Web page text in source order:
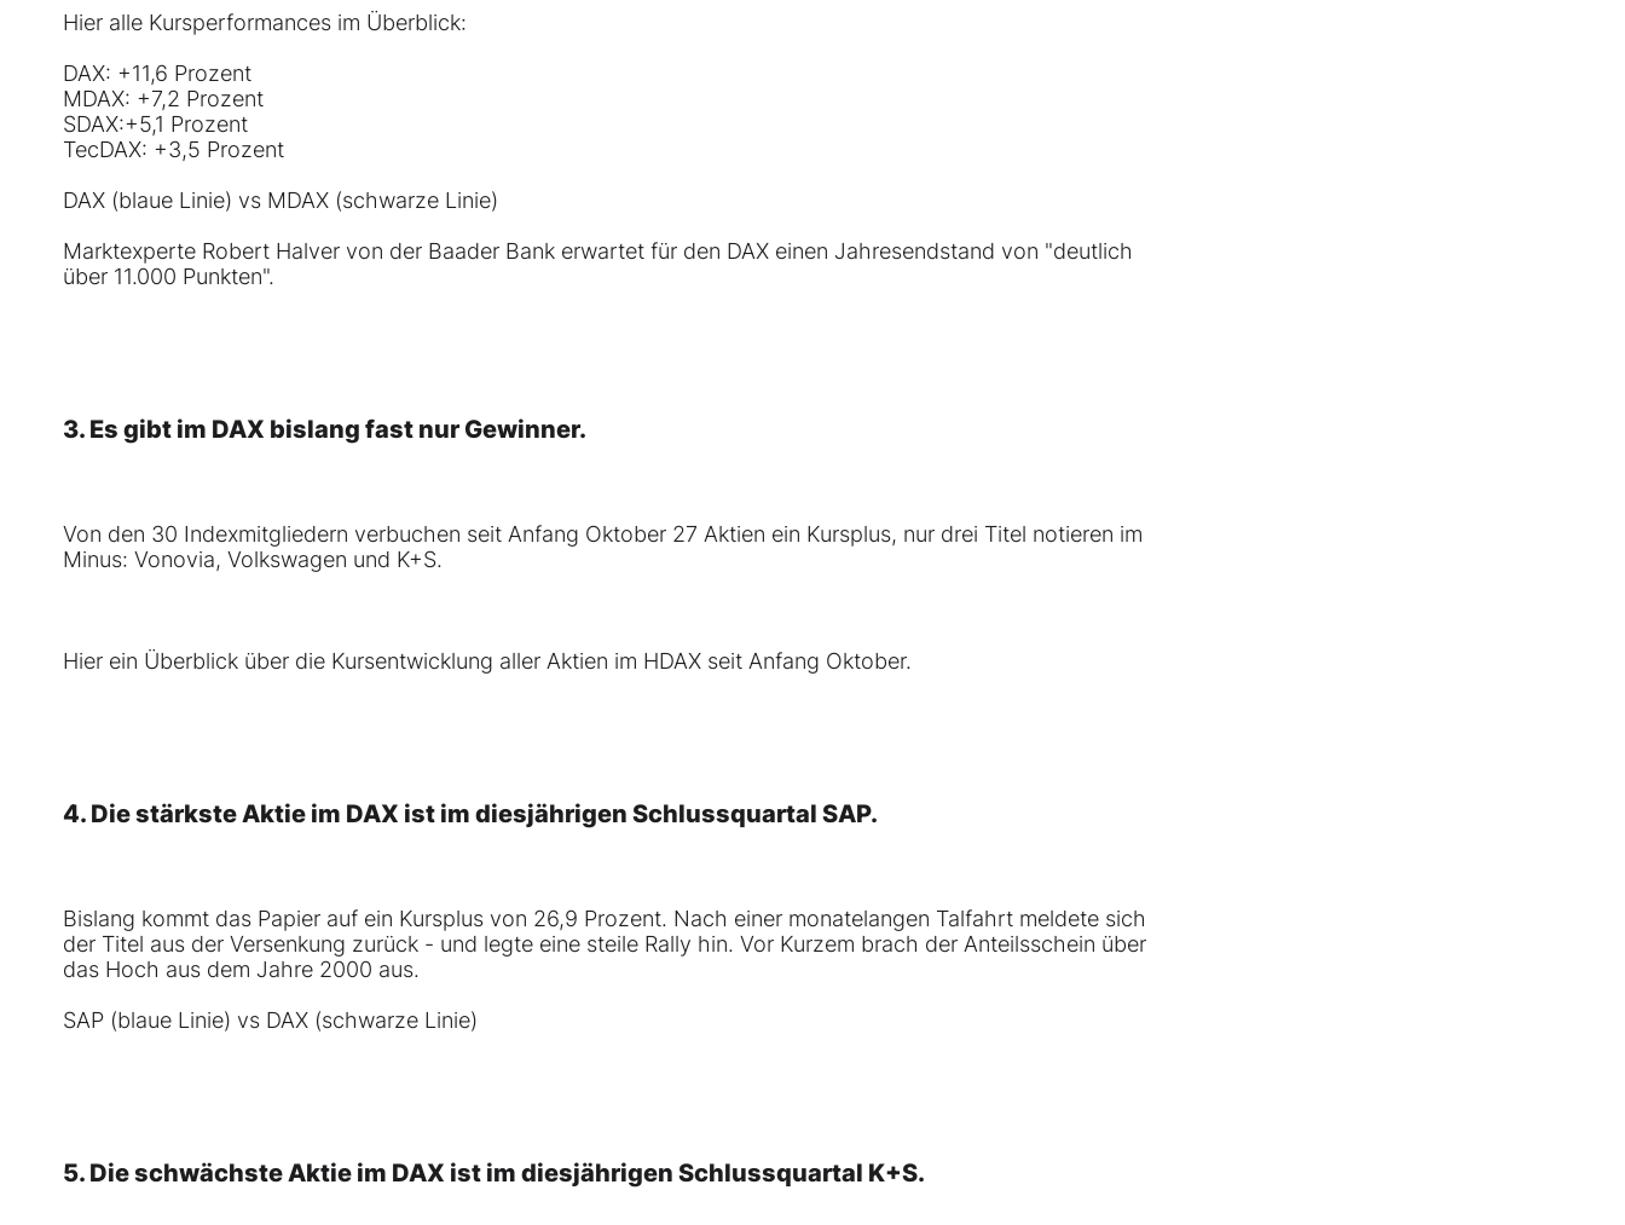
Hier alle Kursperformances im Überblick:
DAX: +11,6 Prozent
MDAX: +7,2 Prozent
SDAX:+5,1 Prozent
TecDAX: +3,5 Prozent
DAX (blaue Linie) vs MDAX (schwarze Linie)
Marktexperte Robert Halver von der Baader Bank erwartet für den DAX einen Jahresendstand von "deutlich
über 11.000 Punkten".
3. Es gibt im DAX bislang fast nur Gewinner.
Von den 30 Indexmitgliedern verbuchen seit Anfang Oktober 27 Aktien ein Kursplus, nur drei Titel notieren im
Minus: Vonovia, Volkswagen und K+S.
Hier ein Überblick über die Kursentwicklung aller Aktien im HDAX seit Anfang Oktober.
4. Die stärkste Aktie im DAX ist im diesjährigen Schlussquartal SAP.
Bislang kommt das Papier auf ein Kursplus von 26,9 Prozent. Nach einer monatelangen Talfahrt meldete sich
der Titel aus der Versenkung zurück - und legte eine steile Rally hin. Vor Kurzem brach der Anteilsschein über
das Hoch aus dem Jahre 2000 aus.
SAP (blaue Linie) vs DAX (schwarze Linie)
5. Die schwächste Aktie im DAX ist im diesjährigen Schlussquartal K+S.